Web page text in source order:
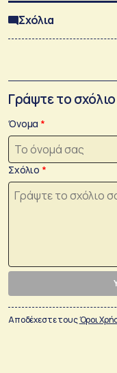
Σχόλια
Γράψτε το
Όνομα
Σχόλιο
Αποδέχεστε τουςΌροι